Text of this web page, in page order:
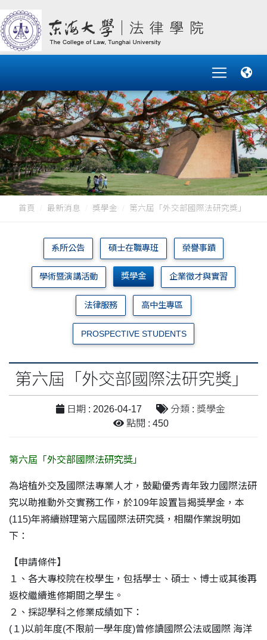
首頁 最新消息 獎學金 第六屆「外交部國際法研究獎」
系所公告 碩士在職專班 榮譽事蹟
學術暨演講活動 獎學金 企業徵才與實習
法律服務 高中生專區
PROSPECTIVE STUDENTS
第六屆「外交部國際法研究獎」
日期 : 2026-04-17
分類 : 獎學金
點閱 : 450
第六屆「外交部國際法研究獎」
為培植外交及國際法專業人才，鼓勵優秀青年致力國際法研
究以助推動外交實務工作，於109年設置旨揭獎學金，本
(115)年將續辦理第六屆國際法研究獎，相關作業說明如
下：
【申請條件】
１、各大專校院在校學生，包括學士、碩士、博士或其後再
返校繼續進修期間之學生。
２、採認學科之修業成績如下：
(１)以前年度(不限前一學年度)曾修讀國際公法或國際 海洋